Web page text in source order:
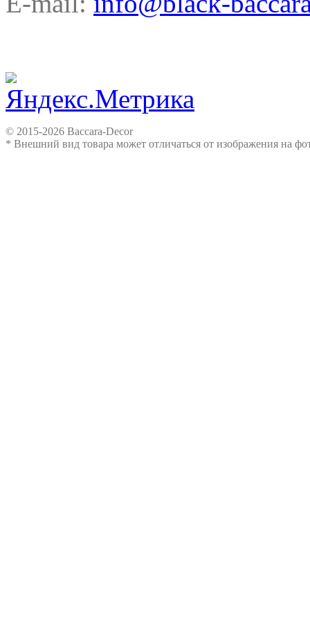
© 2015-2026 Baccara-Decor
* Внешний вид товара может отличаться от изображения на